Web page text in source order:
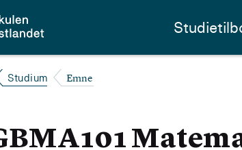
Studium Emne